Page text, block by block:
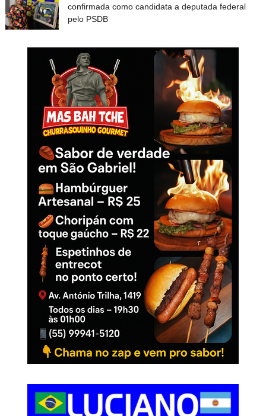
confirmada como candidata a deputada federal
pelo PSDB